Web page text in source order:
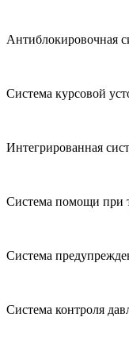
Антиблокировочная
Система курсовой
Интегрированная
Система помощи при
Система
Система контроля